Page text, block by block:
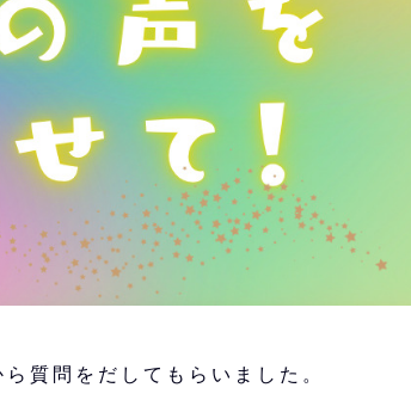
質問をだしてもらいました。